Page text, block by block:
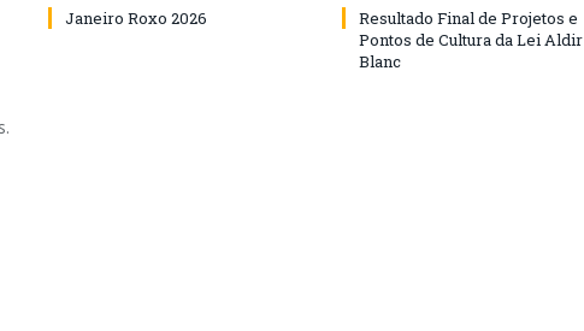
Janeiro Roxo 2026
Resultado Final de Projetos e
Pontos de Cultura da Lei Aldir
Blanc